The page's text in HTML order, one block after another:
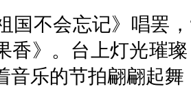
国不会忘记》唱罢
香》。台上灯光璀
音乐的节拍翩翩起